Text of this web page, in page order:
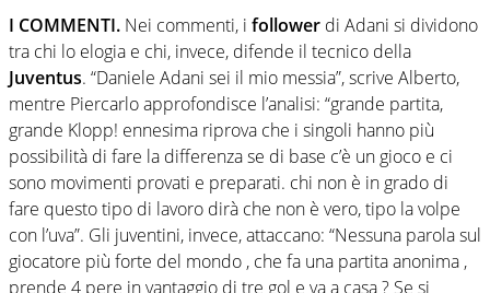
I COMMENTI. Nei commenti, i follower di Adani si dividono
tra chi lo elogia e chi, invece, difende il tecnico della
Juventus. “Daniele Adani sei il mio messia”, scrive Alberto,
mentre Piercarlo approfondisce l’analisi: “grande partita,
grande Klopp! ennesima riprova che i singoli hanno più
possibilità di fare la differenza se di base c’è un gioco e ci
sono movimenti provati e preparati. chi non è in grado di
fare questo tipo di lavoro dirà che non è vero, tipo la volpe
con l’uva”. Gli juventini, invece, attaccano: “Nessuna parola sul
giocatore più forte del mondo , che fa una partita anonima ,
prende 4 pere in vantaggio di tre gol e va a casa ? Se si